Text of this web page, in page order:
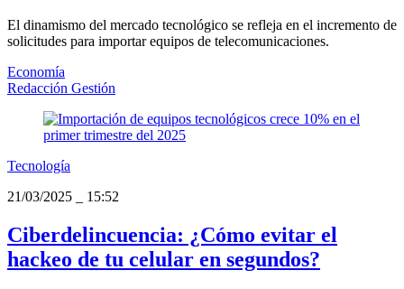
El dinamismo del mercado tecnológico se refleja en el incremento de
solicitudes para importar equipos de telecomunicaciones.
Economía
Redacción Gestión
Tecnología
21/03/2025
15:52
Ciberdelincuencia: ¿Cómo evitar el
hackeo de tu celular en segundos?